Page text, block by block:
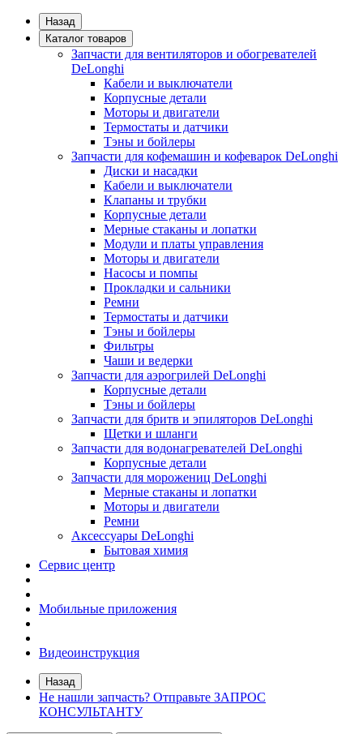
Назад
Каталог товаров
Запчасти для вентиляторов и обогревателей
DeLonghi
Кабели и выключатели
Корпусные детали
Моторы и двигатели
Термостаты и датчики
Тэны и бойлеры
Запчасти для кофемашин и кофеварок DeLonghi
Диски и насадки
Кабели и выключатели
Клапаны и трубки
Корпусные детали
Мерные стаканы и лопатки
Модули и платы управления
Моторы и двигатели
Насосы и помпы
Прокладки и сальники
Ремни
Термостаты и датчики
Тэны и бойлеры
Фильтры
Чаши и ведерки
Запчасти для аэрогрилей DeLonghi
Корпусные детали
Тэны и бойлеры
Запчасти для бритв и эпиляторов DeLonghi
Щетки и шланги
Запчасти для водонагревателей DeLonghi
Корпусные детали
Запчасти для морожениц DeLonghi
Мерные стаканы и лопатки
Моторы и двигатели
Ремни
Аксессуары DeLonghi
Бытовая химия
Сервис центр
Мобильные приложения
Видеоинструкция
Назад
Не нашли запчасть? Отправьте ЗАПРОС
КОНСУЛЬТАНТУ